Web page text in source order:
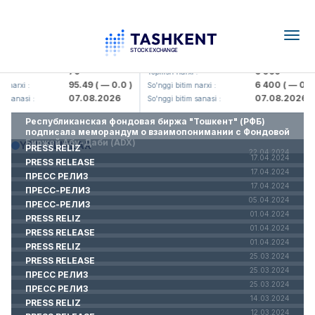
: 79
narxi : 95.49( — 0.0 )
sanasi : 07.08.2026
UZMK (<O'zmetkombinat> AJ)
Yopilish narxi : 6 099
So'nggi bitim narxi : 6 400( — 0.0
So'nggi bitim sanasi : 07.08.2026
YANGILIKLAR
Республиканская фондовая биржа "Тошкент" (РФБ)
подписала меморандум о взаимопонимании с Фондовой
Биржей Абу-Даби (ADX)
22.04.2024
PRESS RELIZ
17.04.2024
PRESS RELEASE
17.04.2024
ПРЕСС РЕЛИЗ
17.04.2024
ПРЕСС-РЕЛИЗ
05.04.2024
ПРЕСС-РЕЛИЗ
01.04.2024
PRESS RELIZ
01.04.2024
PRESS RELEASE
01.04.2024
PRESS RELIZ
25.03.2024
PRESS RELEASE
25.03.2024
ПРЕСС РЕЛИЗ
25.03.2024
ПРЕСС РЕЛИЗ
14.03.2024
PRESS RELIZ
12.03.2024